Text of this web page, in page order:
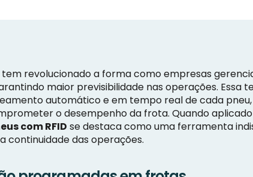
tem revolucionado a forma como empresas
maior previsibilidade nas operações. Essa
automático e em tempo real de cada
o desempenho da frota. Quando
com RFID se destaca como uma ferramenta
continuidade das operações.